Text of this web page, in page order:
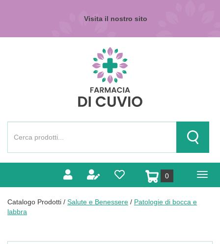
Visita il nostro sito
Prodotto
Cerca
0prodotti
inseriti
Catalogo Prodotti / Salute e Benessere / Patologie di bocca e
labbra